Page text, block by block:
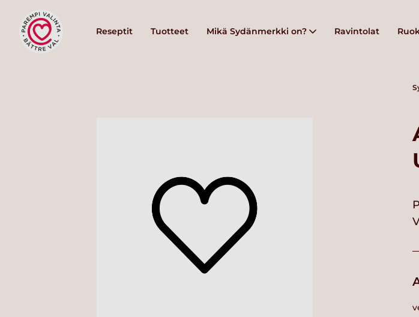
Reseptit Tuotteet Mikä Sydänmerkki on? Ravintolat